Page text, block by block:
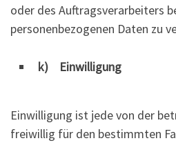
oder des Auftragsverarbeiters
personenbezogenen Daten zu
k) Einwilligung
Einwilligung ist jede von der
freiwillig für den bestimmten